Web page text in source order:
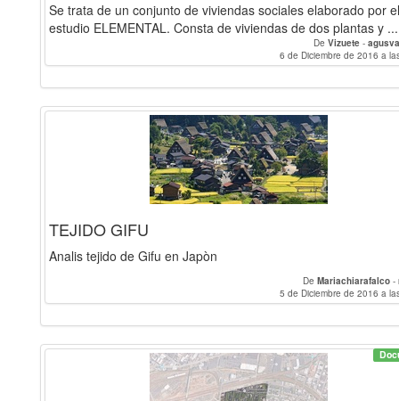
Se trata de un conjunto de viviendas sociales elaborado por el
estudio ELEMENTAL. Consta de viviendas de dos plantas y ...
De Vizuete -
6 de Diciembre de 2016 a
TEJIDO GIFU
Analis tejido de Gifu en Japòn
De Mariachiarafalco -
5 de Diciembre de 2016 a